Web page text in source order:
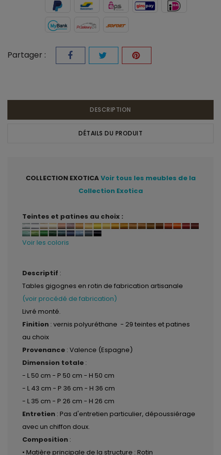
Partager :
DESCRIPTION
DÉTAILS DU PRODUIT
COLLECTION EXOTICA Voir tous les meubles de la
Collection Exotica
Teintes et patines au choix :
Voir les coloris
Descriptif :
Tables gigognes en rotin de fabrication artisanale
(voir procédé de fabrication)
Livré monté.
Finition : vernis polyuréthane - 29 teintes et patines
au choix
Provenance : Valence (Espagne)
Dimension totale :
- L 50 cm - P 50 cm - H 50 cm
- L 43 cm - P 36 cm - H 36 cm
- L 35 cm - P 26 cm - H 26 cm
Entretien : Pas d'entretien particulier, dépoussiérage
avec un chiffon doux.
Composition :
• Matière principale de la structure : Rotin